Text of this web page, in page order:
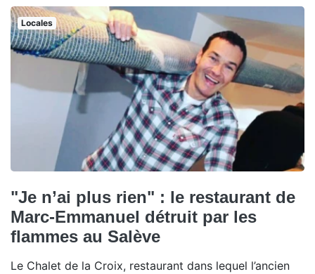
Locales
"Je n’ai plus rien" : le restaurant de
Marc-Emmanuel détruit par les
flammes au Salève
Le Chalet de la Croix, restaurant dans lequel l’ancien